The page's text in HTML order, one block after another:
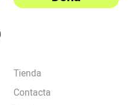
Tienda
Contacta